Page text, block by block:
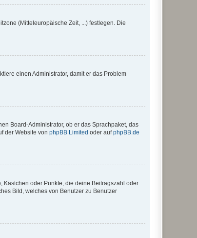
(Mitteleuropäische Zeit, ...) festlegen. Die
einen Administrator, damit er das Problem
Board-Administrator, ob er das Sprachpaket, das
der Website von phpBB Limited oder aufphpBB.de
Kästchen oder Punkte, die deine Beitragszahl oder
Bild, welches von Benutzer zu Benutzer